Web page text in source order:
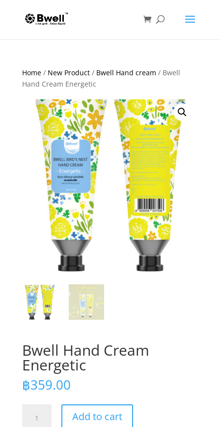
Home/ New Product/ Bwell Hand cream / Bwell
Hand Cream Energetic
Bwell Hand Cream
Energetic
฿359.00
Hand
Add to cart